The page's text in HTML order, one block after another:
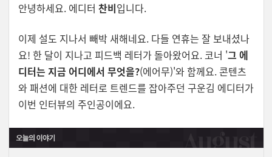
안녕하세요. 에디터 찬비입니다.
이제 설도 지나서 빼박 새해네요. 다들 연휴는 잘 보내셨나
요! 한 달이 지나고 피드백 레터가 돌아왔어요. 코너 '그 에
디터는 지금 어디에서 무엇을?(에어무)'와 함께요. 콘텐츠
와 패션에 대한 레터로 트렌드를 잡아주던 구운김 에디터가
이번 인터뷰의 주인공이에요.